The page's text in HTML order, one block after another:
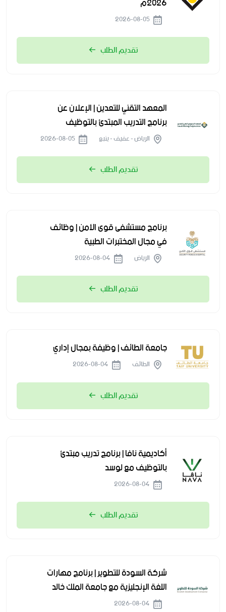
تقديم الطلب
المعهد التقني للتعدين | الإعلان عن
برنامج التدريب المبتدئ بالتوظيف
الرياض - عفيف - ينبع
تقديم الطلب
برنامج مستشفى قوى الأمن | وظائف
في مجال المختبرات الطبية
الرياض
تقديم الطلب
جامعة الطائف | وظيفة بمجال إداري
الطائف
تقديم الطلب
أكاديمية نافا | برنامج تدريب مبتدئ
بالتوظيف مع لوسد
تقديم الطلب
شركة السودة للتطوير | برنامج مهارات
اللغة الإنجليزية مع جامعة الملك خالد